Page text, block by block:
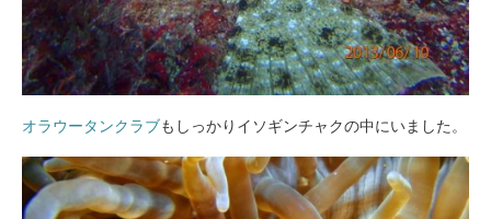
オラウータンクラブもしっかりイソギンチャクの中にいました。